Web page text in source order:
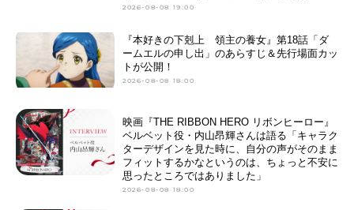
2026-08-08 19:00
『本好きの下剋上 領主の養女』第18話「ダ
ームエルの申し出」のあらすじ＆先行場面カッ
トが公開！
2026-08-08 18:00
映画『THE RIBBON HERO リボンヒーロー』
ベルベット役・内山昂輝さんは語る「キャラク
ターデザインを見た時に、自分の声がそのまま
フィットするかなというのは、ちょっと不安に
思ったところではありました」
2026-08-08 18:00